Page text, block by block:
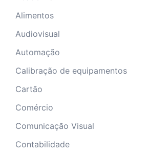
Alimentos
Audiovisual
Automação
Calibração de equipamentos
Cartão
Comércio
Comunicação Visual
Contabilidade